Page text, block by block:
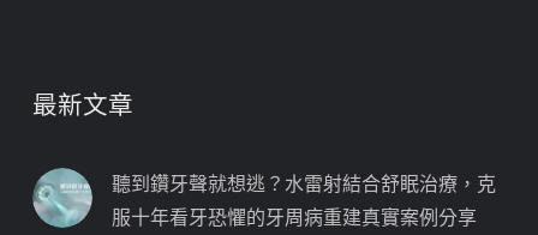
最新文章
聽到鑽牙聲就想逃？水雷射結合舒眠治療，克
服十年看牙恐懼的牙周病重建真實案例分享